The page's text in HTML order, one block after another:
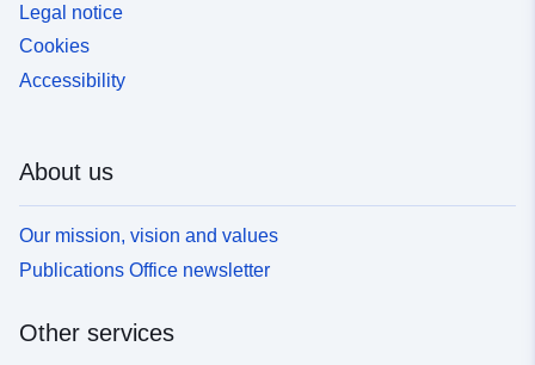
Legal notice
Cookies
Accessibility
About us
Our mission, vision and values
Publications Office newsletter
Other services